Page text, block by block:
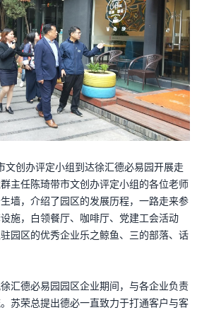
文创办评定小组到达徐汇德必易园开展走
主任陈琦带市文创办评定小组的各位老师
墙，介绍了园区的发展历程，一路走来参
施，白领餐厅、咖啡厅、党建工会活动
园区的优秀企业乐之鲸鱼、三的部落、话
汇德必易园园区企业期间，与各企业负责
苏荣总提出德必一直致力于打通客户与客